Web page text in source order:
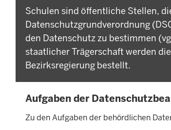
Schulen sind öffentliche Stellen,
Datenschutzgrundverordnung
den Datenschutz zu bestimmen
staatlicher Trägerschaft werden
Bezirksregierung bestellt.
Aufgaben der
Zu den Aufgaben der behördlichen